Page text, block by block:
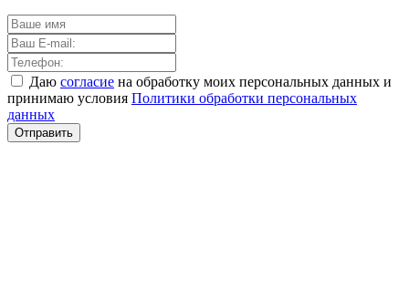
Даю согласие на обработку моих персональных данных и
принимаю условия Политики обработки персональных
данных
Отправить